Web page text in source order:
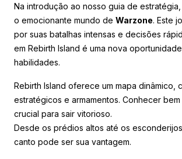
Na introdução ao nosso guia de
o emocionante mundo de Warzone. Este
por suas batalhas intensas e decisões
em Rebirth Island é uma nova
habilidades.
Rebirth Island oferece um mapa dinâmico,
estratégicos e armamentos. Conhecer
crucial para sair vitorioso.
Desde os prédios altos até os
canto pode ser sua vantagem.